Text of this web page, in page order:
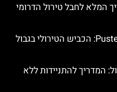
המלא לחבל טירול הדרומי
כביש ההרים של עמק Pustertal: הכביש הטירולי בגבול
המדריך להתניידות ללא